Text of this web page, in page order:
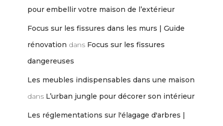
pour embellir votre maison de l’extérieur
Focus sur les fissures dans les murs | Guide
rénovation dans Focus sur les fissures
dangereuses
Les meubles indispensables dans une maison
dans L’urban jungle pour décorer son intérieur
Les réglementations sur l'élagage d'arbres |